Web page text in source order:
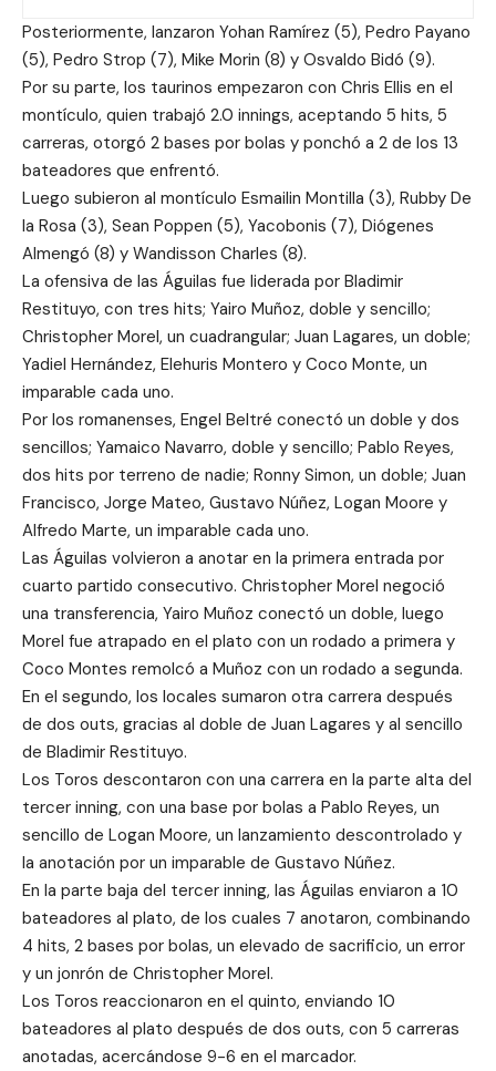
Posteriormente, lanzaron Yohan Ramírez (5), Pedro Payano
(5), Pedro Strop (7), Mike Morin (8) y Osvaldo Bidó (9).
Por su parte, los taurinos empezaron con Chris Ellis en el
montículo, quien trabajó 2.0 innings, aceptando 5 hits, 5
carreras, otorgó 2 bases por bolas y ponchó a 2 de los 13
bateadores que enfrentó.
Luego subieron al montículo Esmailin Montilla (3), Rubby De
la Rosa (3), Sean Poppen (5), Yacobonis (7), Diógenes
Almengó (8) y Wandisson Charles (8).
La ofensiva de las Águilas fue liderada por Bladimir
Restituyo, con tres hits; Yairo Muñoz, doble y sencillo;
Christopher Morel, un cuadrangular; Juan Lagares, un doble;
Yadiel Hernández, Elehuris Montero y Coco Monte, un
imparable cada uno.
Por los romanenses, Engel Beltré conectó un doble y dos
sencillos; Yamaico Navarro, doble y sencillo; Pablo Reyes,
dos hits por terreno de nadie; Ronny Simon, un doble; Juan
Francisco, Jorge Mateo, Gustavo Núñez, Logan Moore y
Alfredo Marte, un imparable cada uno.
Las Águilas volvieron a anotar en la primera entrada por
cuarto partido consecutivo. Christopher Morel negoció
una transferencia, Yairo Muñoz conectó un doble, luego
Morel fue atrapado en el plato con un rodado a primera y
Coco Montes remolcó a Muñoz con un rodado a segunda.
En el segundo, los locales sumaron otra carrera después
de dos outs, gracias al doble de Juan Lagares y al sencillo
de Bladimir Restituyo.
Los Toros descontaron con una carrera en la parte alta del
tercer inning, con una base por bolas a Pablo Reyes, un
sencillo de Logan Moore, un lanzamiento descontrolado y
la anotación por un imparable de Gustavo Núñez.
En la parte baja del tercer inning, las Águilas enviaron a 10
bateadores al plato, de los cuales 7 anotaron, combinando
4 hits, 2 bases por bolas, un elevado de sacrificio, un error
y un jonrón de Christopher Morel.
Los Toros reaccionaron en el quinto, enviando 10
bateadores al plato después de dos outs, con 5 carreras
anotadas, acercándose 9-6 en el marcador.